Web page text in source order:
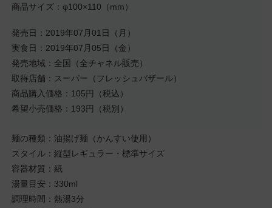
商品サイズ：φ100×110（mm）
発売日：2019年07月01日（月）
実食日：2019年07月05日（金）
発売地域：全国（全チャネル販売）
取得店舗：スーパー（フレッシュバザール）
商品購入価格：105円（税込）
希望小売価格：193円（税別）
麺の種類：油揚げ麺（かんすい使用）
スタイル：縦型レギュラー・標準サイズ
容器材質：紙
湯量目安：330ml
調理時間：熱湯3分